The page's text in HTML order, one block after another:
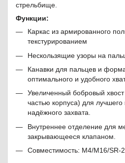
стрельбище.
Функции:
Каркас из армированного
текстурированием
Нескользящие узоры на
Канавки для пальцев и
оптимального и удобного
Увеличенный бобровый
частью корпуса) для
надёжного захвата.
Внутреннее отделение для
закрывающееся клапаном.
Совместимость: M4/M16/SR-